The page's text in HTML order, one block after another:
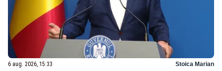
6 aug. 2026, 15:33 Stoica Marian